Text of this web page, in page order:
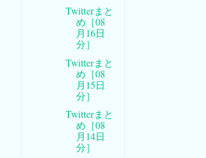
Twitterまと
め［08
月16日
分］
Twitterまと
め［08
月15日
分］
Twitterまと
め［08
月14日
分］